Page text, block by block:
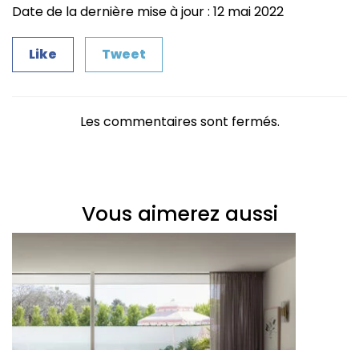
Date de la dernière mise à jour : 12 mai 2022
Like Tweet
Les commentaires sont fermés.
Vous aimerez aussi